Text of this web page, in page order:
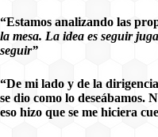
“Estamos analizando las
la mesa. La idea es seguir
seguir”
“De mi lado y de la
se dio como lo deseábamos.
eso hizo que se me hiciera